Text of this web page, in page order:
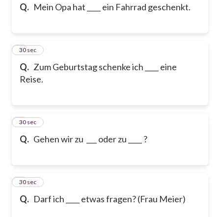
Q. Mein Opa hat ____ ein Fahrrad geschenkt.
Q. Zum Geburtstag schenke ich ____ eine
Reise.
4
30 sec
Q. Gehen wir zu ___ oder zu ____ ?
5
30 sec
Q. Darf ich ____ etwas fragen? (Frau Meier)
6
30 sec